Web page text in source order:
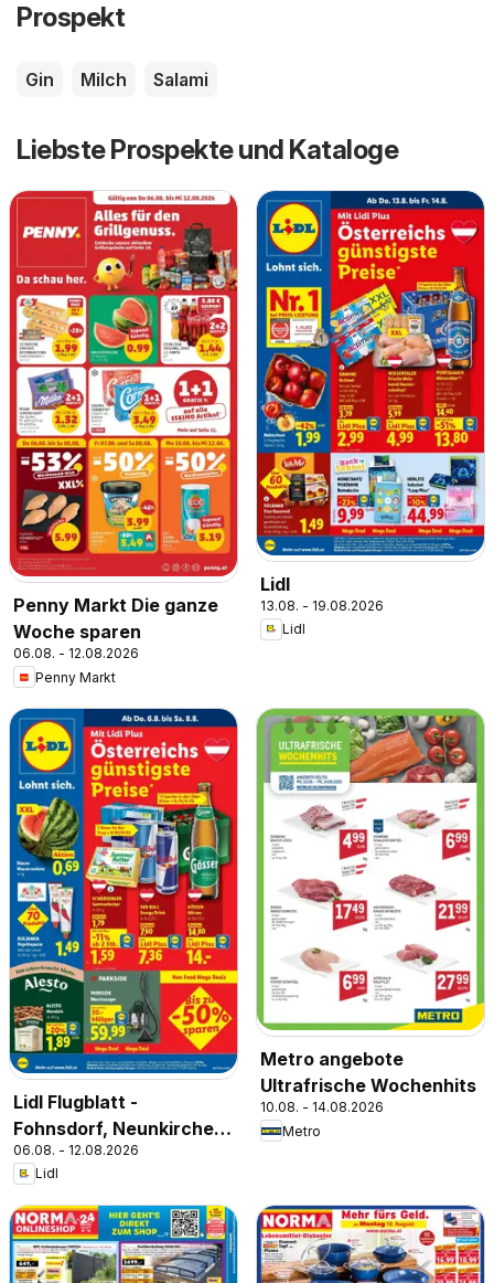
Prospekt
Gin Milch Salami
Liebste Prospekte und Kataloge
Penny Markt Die ganze
Woche sparen
06.08. - 12.08.2026
Penny Markt
Lidl
13.08. - 19.08.2026
Lidl
Lidl Flugblatt -
Fohnsdorf, Neunkirchen,
Graz
06.08. - 12.08.2026
Lidl
Metro angebote
Ultrafrische Wochenhits
10.08. - 14.08.2026
Metro